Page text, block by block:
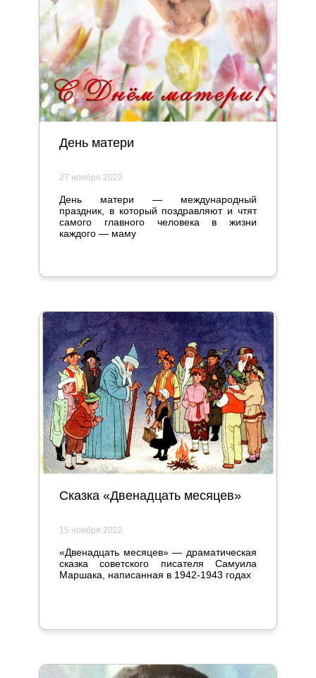
День матери
27 ноября 2022
День матери — международный
праздник, в который поздравляют и чтят
самого главного человека в жизни
каждого — маму
Сказка «Двенадцать месяцев»
15 ноября 2022
«Двенадцать месяцев» — драматическая
сказка советского писателя Самуила
Маршака, написанная в 1942-1943 годах